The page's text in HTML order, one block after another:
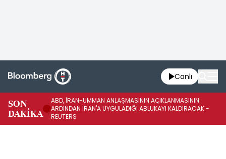
Canlı
SON
DAKİKA
ABD, İRAN-UMMAN ANLAŞMASININ AÇIKLANMASININ
ARDINDAN İRAN'A UYGULADIĞI ABLUKAYI KALDIRACAK -
REUTERS